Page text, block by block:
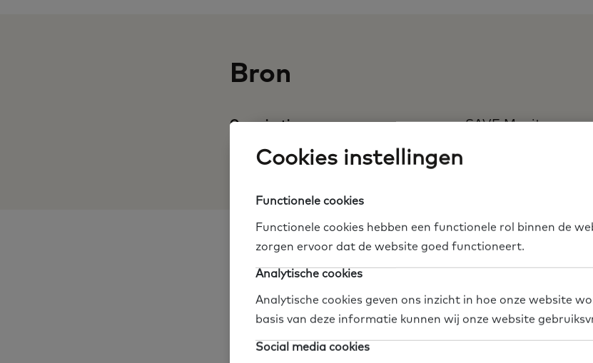
Bron
Organisatie SAVE Monitor
Link naar website
Educatie Organisatie Gemeente Wetenschappers
Deel op social media Deel op Twitter
Deel op Facebook
Deel op LinkedIn
Cookies instellingen
Functionele cookies
Functionele cookies hebben een functionele rol binnen de
zorgen ervoor dat de website goed functioneert.
Analytische cookies
Analytische cookies geven ons inzicht in hoe onze website
basis van deze informatie kunnen wij onze website
Social media cookies